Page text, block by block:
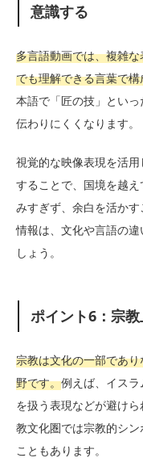
意識する
多言語動画では、複雑
でも理解できる言葉で
本語で「匠の技」とい
伝わりにくくなります。
視覚的な映像表現を活
することで、国境を越
みすぎず、余白を活か
情報は、文化や言語の
しょう。
ポイント6：宗
宗教は文化の一部であ
野です。例えば、イス
を扱う表現などが避け
教文化圏では宗教的シ
こともあります。